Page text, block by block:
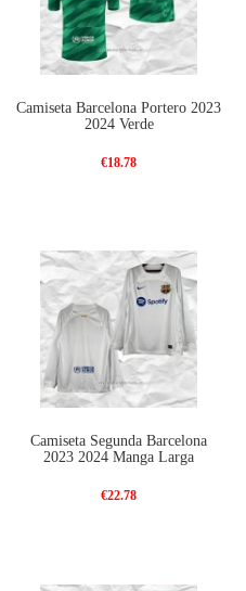
Camiseta Barcelona Portero 2023
2024 Verde
€18.78
Camiseta Segunda Barcelona
2023 2024 Manga Larga
€22.78